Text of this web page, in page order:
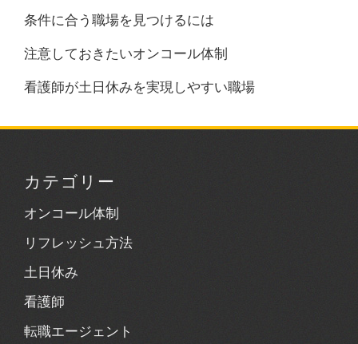
条件に合う職場を見つけるには
注意しておきたいオンコール体制
看護師が土日休みを実現しやすい職場
カテゴリー
オンコール体制
リフレッシュ方法
土日休み
看護師
転職エージェント